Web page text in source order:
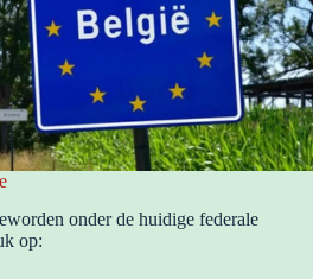
onder de huidige federale
op: